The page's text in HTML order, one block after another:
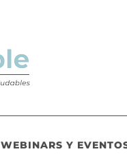
WEBINARS Y